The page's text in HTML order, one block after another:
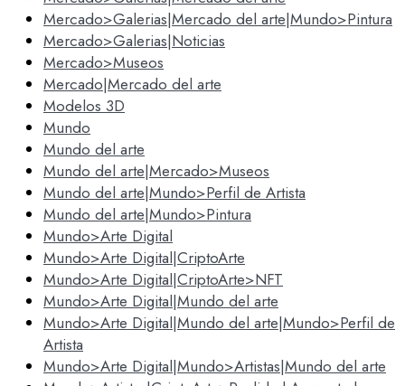
Mercado>Galerias|Mercado del arte|Mundo>Pintura
Mercado>Galerias|Noticias
Mercado>Museos
Mercado|Mercado del arte
Modelos 3D
Mundo
Mundo del arte
Mundo del arte|Mercado>Museos
Mundo del arte|Mundo>Perfil de Artista
Mundo del arte|Mundo>Pintura
Mundo>Arte Digital
Mundo>Arte Digital|CriptoArte
Mundo>Arte Digital|CriptoArte>NFT
Mundo>Arte Digital|Mundo del arte
Mundo>Arte Digital|Mundo del arte|Mundo>Perfil de
Artista
Mundo>Arte Digital|Mundo>Artistas|Mundo del arte